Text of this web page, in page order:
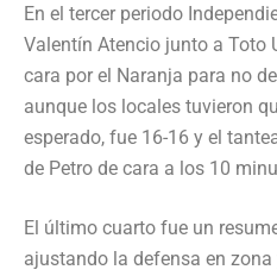
En el tercer periodo
Valentín Atencio junto a Toto
cara por el Naranja para no
aunque los locales tuvieron
esperado, fue 16-16 y el
de Petro de cara a los 10
El último cuarto fue un
ajustando la defensa en